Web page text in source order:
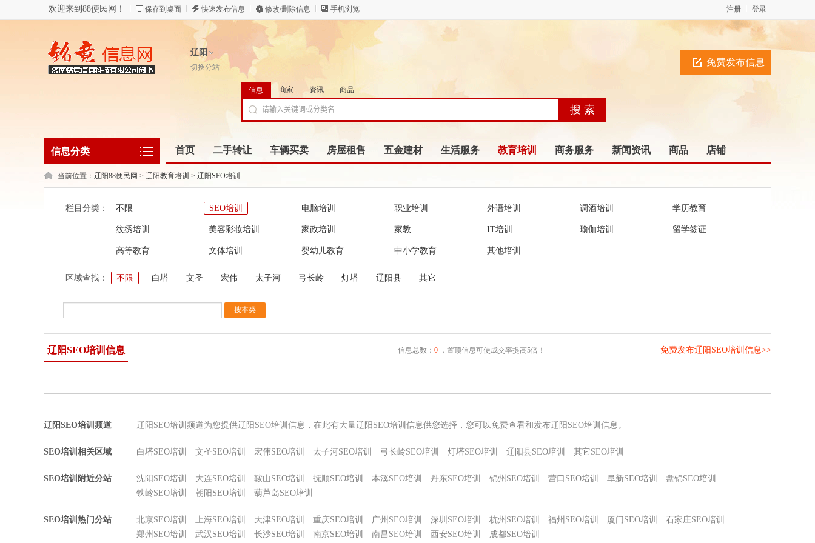
欢迎来到88便民网！ 保存到桌面 快速发布信息 修改/删除信息 手机浏览 登录
注册
辽阳
切换分站 免费发布信息
信息 商家 资讯 商品
信息分类 首页 二手转让 车辆买卖 房屋租售 五金建材 生活服务 教育培训 商务服务 新闻资讯 商品 店铺
当前位置： 辽阳88便民网 > 辽阳教育培训 > 辽阳SEO培训
栏目分类： 不限 SEO培训 电脑培训 职业培训 外语培训 调酒培训 学历教育
纹绣培训 美容彩妆培训 家政培训 家教 IT培训 瑜伽培训 留学签证
高等教育 文体培训 婴幼儿教育 中小学教育 其他培训
区域查找： 不限 白塔 文圣 宏伟 太子河 弓长岭 灯塔 辽阳县 其它
辽阳SEO培训信息 信息总数： 0，置顶信息可使成交率提高5倍！ 免费发布辽阳SEO培训信息>>
辽阳SEO培训频道 辽阳SEO培训频道为您提供辽阳SEO培训信息，在此有大量辽阳SEO培训信息供您选择，您可以免费查看和发布辽阳SEO培训信息。
SEO培训相关区域 白塔SEO培训 文圣SEO培训 宏伟SEO培训 太子河SEO培训 弓长岭SEO培训 灯塔SEO培训 辽阳县SEO培训 其它SEO培训
SEO培训附近分站 沈阳SEO培训 大连SEO培训 鞍山SEO培训 抚顺SEO培训 本溪SEO培训 丹东SEO培训 锦州SEO培训 营口SEO培训 阜新SEO培训
盘锦SEO培训
铁岭SEO培训
朝阳SEO培训 葫芦岛SEO培训
SEO培训热门分站 北京SEO培训 上海SEO培训 天津SEO培训 重庆SEO培训 广州SEO培训 深圳SEO培训 杭州SEO培训 福州SEO培训 厦门SEO培训
石家庄SEO培训
郑州SEO培训
武汉SEO培训 长沙SEO培训 南京SEO培训 南昌SEO培训 西安SEO培训 成都SEO培训